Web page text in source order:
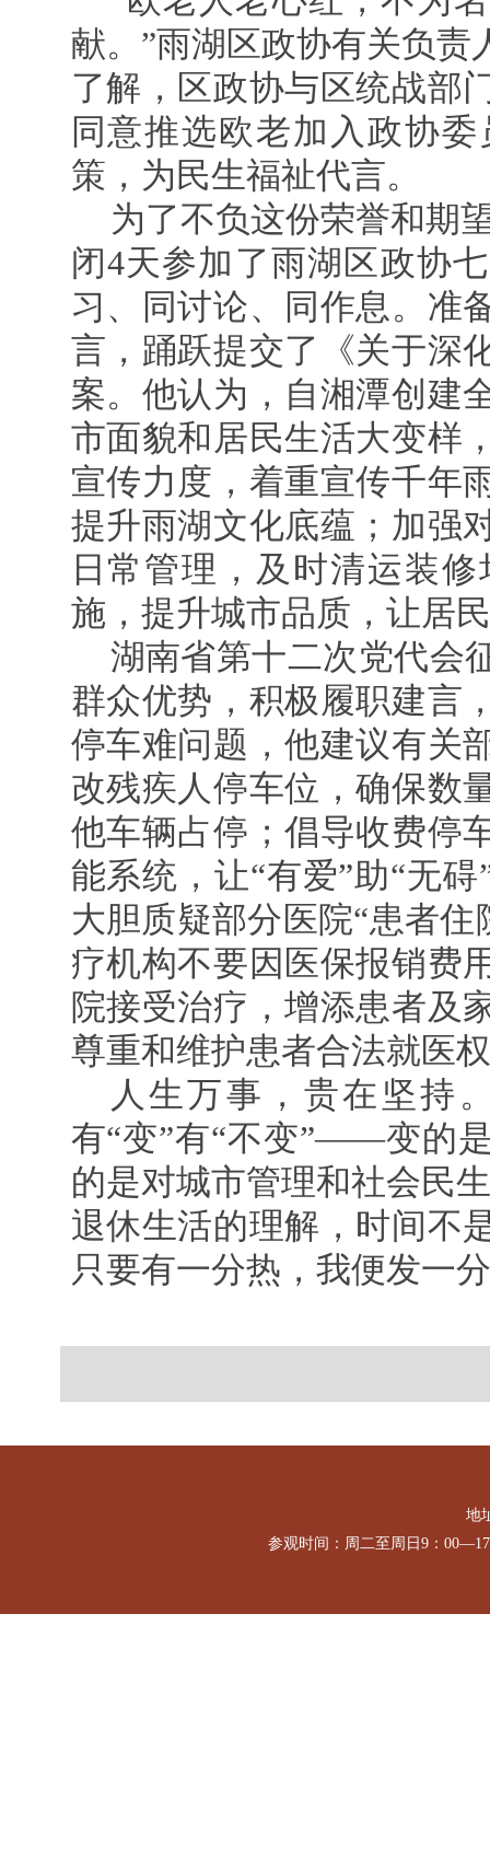
献。”雨湖区政协有关负
了解，区政协与区统战部
同意推选欧老加入政协
策，为民生福祉代言。
为了不负这份荣誉和期
闭4天参加了雨湖区政协
习、同讨论、同作息。准
言，踊跃提交了《关于深
案。他认为，自湘潭创建
市面貌和居民生活大变样
宣传力度，着重宣传千年
提升雨湖文化底蕴；加强
日常管理，及时清运装
施，提升城市品质，让居
湖南省第十二次党代会
群众优势，积极履职建言
停车难问题，他建议有关
改残疾人停车位，确保数
他车辆占停；倡导收费停
能系统，让“有爱”助“无
大胆质疑部分医院“患者
疗机构不要因医保报销费
院接受治疗，增添患者及
尊重和维护患者合法就医
人生万事，贵在坚持
有“变”有“不变”——变的
的是对城市管理和社会民
退休生活的理解，时间不
只要有一分热，我便发一
地
参观时间：周二至周日9：